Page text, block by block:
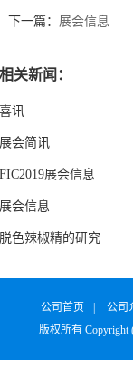
下一篇： 展会信息
相关新闻：
喜讯
展会简讯
FIC2019展会信息
展会信息
脱色辣椒精的研究
公司首页 |
公司
版权所有